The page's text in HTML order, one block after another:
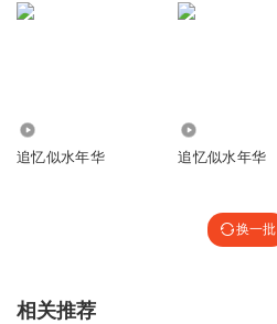
追忆似水年华 追忆似水年华
换一批
相关推荐